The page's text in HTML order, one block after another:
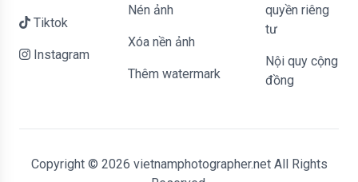
Tiktok
Instagram
Nén ảnh
Xóa nền ảnh
Thêm watermark
quyền riêng
tư
Nội quy cộng
đồng
Copyright © 2026 vietnamphotographer.net All Rights